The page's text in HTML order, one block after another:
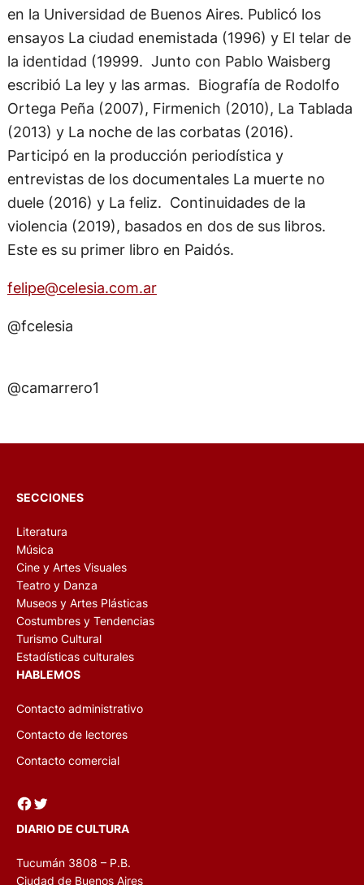
en la Universidad de Buenos Aires. Publicó los
ensayos La ciudad enemistada (1996) y El telar de
la identidad (19999. Junto con Pablo Waisberg
escribió La ley y las armas. Biografía de Rodolfo
Ortega Peña (2007), Firmenich (2010), La Tablada
(2013) y La noche de las corbatas (2016).
Participó en la producción periodística y
entrevistas de los documentales La muerte no
duele (2016) y La feliz. Continuidades de la
violencia (2019), basados en dos de sus libros.
Este es su primer libro en Paidós.
felipe@celesia.com.ar
@fcelesia
@camarrero1
SECCIONES
Literatura
Música
Cine y Artes Visuales
Teatro y Danza
Museos y Artes Plásticas
Costumbres y Tendencias
Turismo Cultural
Estadísticas culturales
HABLEMOS
Contacto administrativo
Contacto de lectores
Contacto comercial
Facebook Twitter
DIARIO DE CULTURA
Tucumán 3808 – P.B.
Ciudad de Buenos Aires